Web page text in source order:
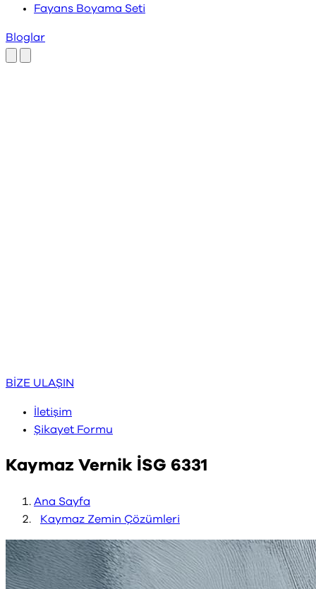
Fayans Boyama Seti
Bloglar
BİZE ULAŞIN
İletişim
Şikayet Formu
Kaymaz Vernik İSG 6331
Ana Sayfa
Kaymaz Zemin Çözümleri